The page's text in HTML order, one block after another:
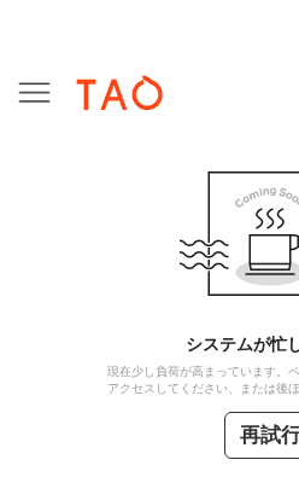
システムが忙
現在少し負荷が高まっています。
アクセスしてください、または後
再試